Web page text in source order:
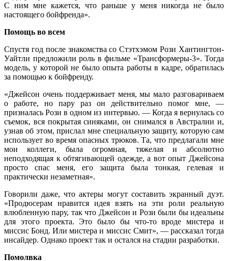
С ним мне кажется, что раньше у меня никогда не было
настоящего бойфренда».
Помощь во всем
Спустя год после знакомства со Стэтхэмом Рози Хантингтон-
Уайтли предложили роль в фильме «Трансформеры-3». Тогда
модель, у которой не было опыта работы в кадре, обратилась
за помощью к бойфренду.
«Джейсон очень поддерживает меня, мы мало разговариваем
о работе, но пару раз он действительно помог мне, —
призналась Рози в одном из интервью. — Когда я вернулась со
съемок, вся покрытая синяками, он снимался в Австралии и,
узнав об этом, прислал мне специальную защиту, которую сам
использует во время опасных трюков. Та, что предлагали мне
мои коллеги, была огромная, тяжелая и абсолютно
неподходящая к обтягивающей одежде, а вот опыт Джейсона
просто спас меня, его защита была тонкая, гелевая и
практически незаметная».
Говорили даже, что актеры могут составить экранный дуэт.
«Продюсерам нравится идея взять на эти роли реальную
влюбленную пару, так что Джейсон и Рози были бы идеальны
для этого проекта. Это было бы что-то вроде мистера и
миссис Бонд. Или мистера и миссис Смит», — рассказал тогда
инсайдер. Однако проект так и остался на стадии разработки.
Помолвка